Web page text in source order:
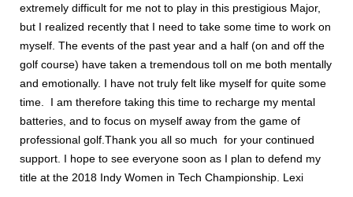
extremely difficult for me not to play in this prestigious Major,
but I realized recently that I need to take some time to work on
myself. The events of the past year and a half (on and off the
golf course) have taken a tremendous toll on me both mentally
and emotionally. I have not truly felt like myself for quite some
time. I am therefore taking this time to recharge my mental
batteries, and to focus on myself away from the game of
professional golf.Thank you all so much for your continued
support. I hope to see everyone soon as I plan to defend my
title at the 2018 Indy Women in Tech Championship. Lexi